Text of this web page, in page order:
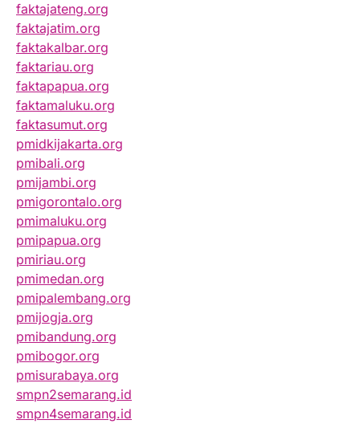
faktajateng.org
faktajatim.org
faktakalbar.org
faktariau.org
faktapapua.org
faktamaluku.org
faktasumut.org
pmidkijakarta.org
pmibali.org
pmijambi.org
pmigorontalo.org
pmimaluku.org
pmipapua.org
pmiriau.org
pmimedan.org
pmipalembang.org
pmijogja.org
pmibandung.org
pmibogor.org
pmisurabaya.org
smpn2semarang.id
smpn4semarang.id